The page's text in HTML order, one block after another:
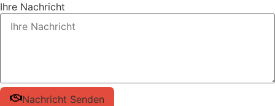
Ihre Nachricht
Nachricht Senden